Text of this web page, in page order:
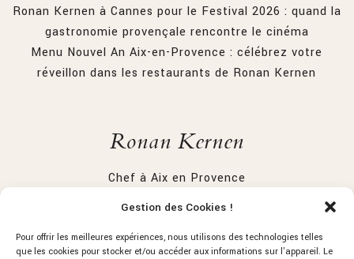
Gestion des Cookies !
Pour offrir les meilleures expériences, nous utilisons des technologies telles
que les cookies pour stocker et/ou accéder aux informations sur l'appareil. Le
Ronan Kernen à Cannes pour le Festival 2026 : quand la
gastronomie provençale rencontre le cinéma
Menu Nouvel An Aix-en-Provence : célébrez votre
réveillon dans les restaurants de Ronan Kernen
Ronan Kernen
Chef à Aix en Provence
Restaurant Gastronimique Aix-en-Provence : Côté Cour